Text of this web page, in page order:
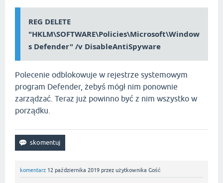
REG DELETE
"HKLM\SOFTWARE\Policies\Microsoft\Window
s Defender" /v DisableAntiSpyware
Polecenie odblokowuje w rejestrze systemowym
program Defender, żebyś mógł nim ponownie
zarządzać. Teraz już powinno być z nim wszystko w
porządku.
komentarz 12 października 2019 przez użytkownika Gość